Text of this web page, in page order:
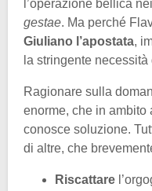
l’operazione bellica
gestae. Ma perché
Giuliano l’apostata,
la stringente necessità
Ragionare sulla
enorme, che in ambito
conosce soluzione.
di altre, che
Riscattare